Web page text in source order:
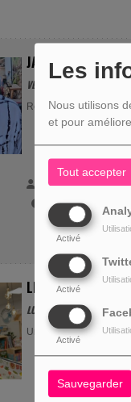
Les
Nous utilisons
et pour
Tout accepter
Activé
Activé
Activé
Sauvegarder
JARDINAGE
VENDREDI, DE 07:50 À 07:55
Retrouvez Frédéric
ANIMATEUR(s) :
Frédéric Gabriel
LIVRES
LUNDI, DE 07:50 À 07:55
Un lundi sur deux,